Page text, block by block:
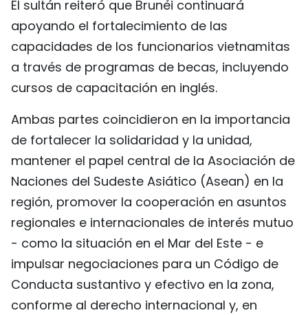
El sultán reiteró que Brunéi continuará
apoyando el fortalecimiento de las
capacidades de los funcionarios vietnamitas
a través de programas de becas, incluyendo
cursos de capacitación en inglés.
Ambas partes coincidieron en la importancia
de fortalecer la solidaridad y la unidad,
mantener el papel central de la Asociación de
Naciones del Sudeste Asiático (Asean) en la
región, promover la cooperación en asuntos
regionales e internacionales de interés mutuo
- como la situación en el Mar del Este - e
impulsar negociaciones para un Código de
Conducta sustantivo y efectivo en la zona,
conforme al derecho internacional y, en